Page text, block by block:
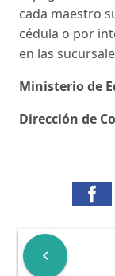
cada maestro
cédula o por
en las
Ministerio de
Dirección de
